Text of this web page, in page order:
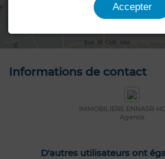
Voir la carte
Informations de contact
IMMOBILIERE ENNASR
Agence
D'autres utilisateurs ont
Accepter